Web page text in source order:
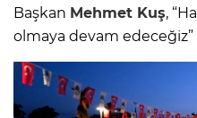
Başkan Mehmet Kuş,
olmaya devam edeceğiz”